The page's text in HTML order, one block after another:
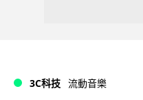
3C科技 流動音樂